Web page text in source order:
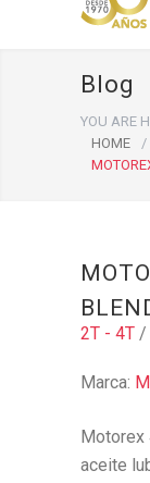
Blog
YOU ARE
HOME
/
2T - 4T /
Marca:
Motorex
aceite